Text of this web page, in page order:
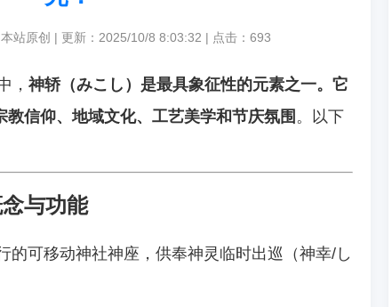
站原创 | 更新：2025/10/8 8:03:32 | 点击： 693
， 神轿（みこし） 是最具象征性的元素之一。它
教信仰、地域文化、工艺美学和节庆氛围 。以下
与功能
的可移动神社神座，供奉神灵临时出巡（神幸/し